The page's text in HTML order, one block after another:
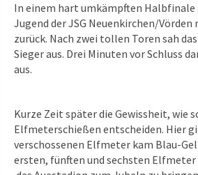
In einem hart umkämpften Halbfinale
Jugend der JSG Neuenkirchen/
zurück. Nach zwei tollen Toren sah
Sieger aus. Drei Minuten vor Schluss
aus.
Kurze Zeit später die Gewissheit, wie
Elfmeterschießen entscheiden. Hier
verschossenen Elfmeter kam Blau-
ersten, fünften und sechsten